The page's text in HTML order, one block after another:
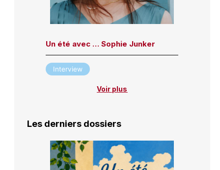
Un été avec … Sophie Junker
Interview
Voir plus
Les derniers dossiers